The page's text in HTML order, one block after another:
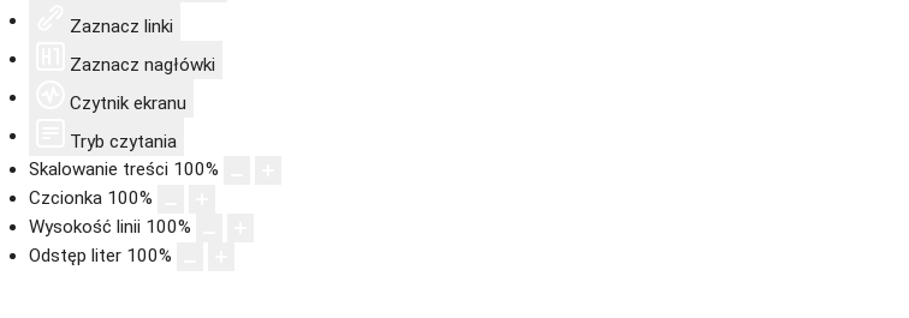
Zaznacz linki
Zaznacz nagłówki
Czytnik ekranu
Tryb czytania
Skalowanie treści 100%
Czcionka 100%
Wysokość linii 100%
Odstęp liter 100%